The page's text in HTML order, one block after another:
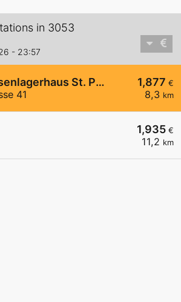
in 3053
- 23:57
1,877 €
8,3 km
Genol - Raiffeisenlagerhaus St. Pölten
41
1,935 €
11,2 km